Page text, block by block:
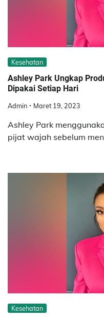
Kesehatan
Ashley Park Ungkap
Dipakai Setiap Hari
Admin Maret 19, 2023
Ashley Park
pijat wajah sebelum
Kesehatan